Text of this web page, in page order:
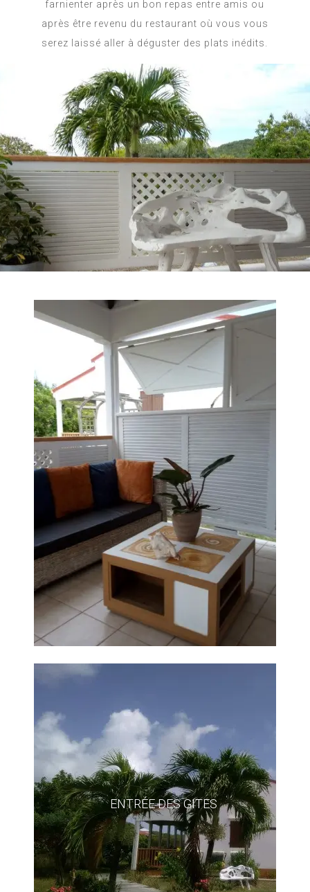
farnienter après un bon repas entre amis ou
après être revenu du restaurant où vous vous
serez laissé aller à déguster des plats inédits.
ENTRÉE DES GITES